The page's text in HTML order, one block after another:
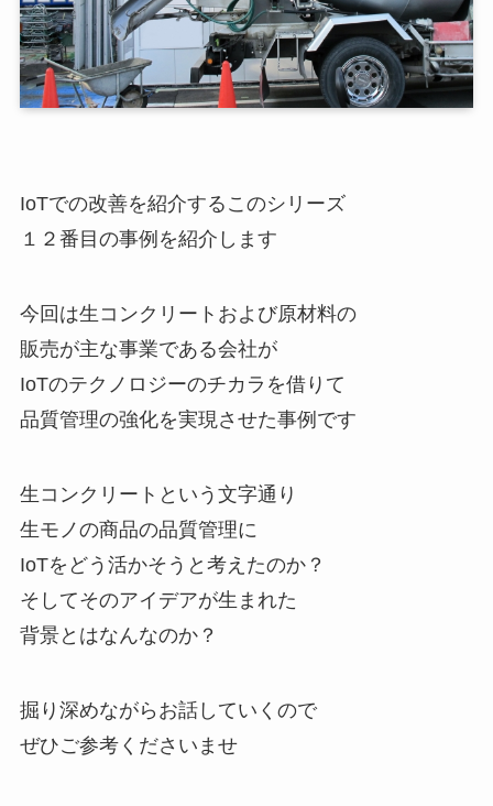
IoTでの改善を紹介するこのシリーズ
１２番目の事例を紹介します
今回は生コンクリートおよび原材料の
販売が主な事業である会社が
IoTのテクノロジーのチカラを借りて
品質管理の強化を実現させた事例です
生コンクリートという文字通り
生モノの商品の品質管理に
IoTをどう活かそうと考えたのか？
そしてそのアイデアが生まれた
背景とはなんなのか？
掘り深めながらお話していくので
ぜひご参考くださいませ